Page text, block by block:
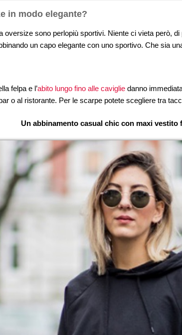
in modo elegante?
oversize sono perlopiù sportivi. Niente ci vieta però,
un capo elegante con uno sportivo. Che sia
felpa e l’abito lungo fino alle caviglie danno
o al ristorante. Per le scarpe potete scegliere tra
Un abbinamento casual chic con maxi vestito